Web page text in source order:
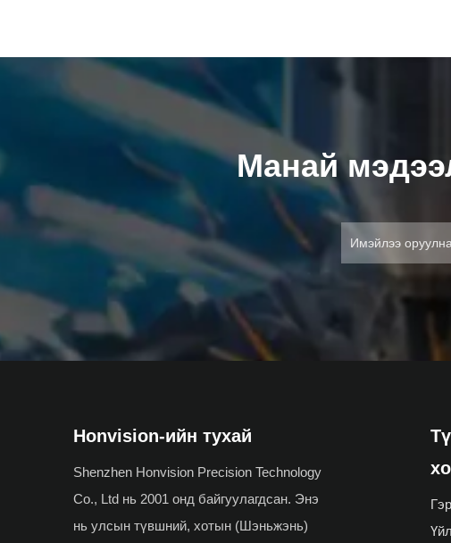
Манай
Honvision-ийн тухай
Shenzhen Honvision Precision Technology
Co., Ltd нь 2001 онд байгуулагдсан. Энэ
нь улсын түвшний, хотын (Шэньжэнь)
Гэр